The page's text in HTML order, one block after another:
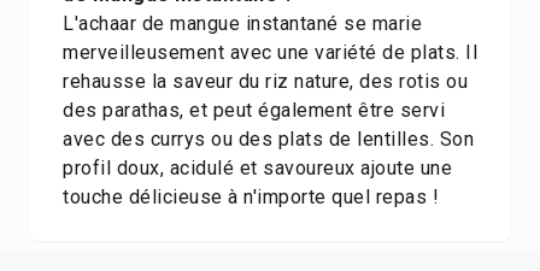
L'achaar de mangue instantané se marie
merveilleusement avec une variété de plats. Il
rehausse la saveur du riz nature, des rotis ou
des parathas, et peut également être servi
avec des currys ou des plats de lentilles. Son
profil doux, acidulé et savoureux ajoute une
touche délicieuse à n'importe quel repas !